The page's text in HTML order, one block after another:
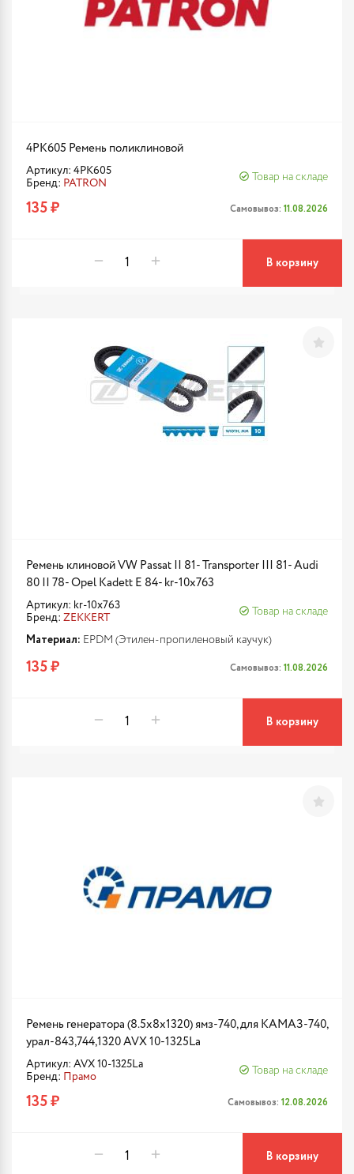
4PK605 Ремень поликлиновой
Артикул: 4PK605
Бренд: PATRON
Товар на складе
135 ₽ Самовывоз: 11.08.2026
В корзину
Ремень клиновой VW Passat II 81- Transporter III 81- Audi
80 II 78- Opel Kadett E 84- kr-10x763
Артикул: kr-10x763
Бренд: ZEKKERT
Товар на складе
Материал: EPDM (Этилен-пропиленовый каучук)
135 ₽ Самовывоз: 11.08.2026
В корзину
Ремень генератора (8.5x8x1320) ямз-740, для КАМАЗ-740,
урал-843,744,1320 AVX 10-1325La
Артикул: AVX 10-1325La
Бренд: Прамо
Товар на складе
135 ₽ Самовывоз: 12.08.2026
В корзину